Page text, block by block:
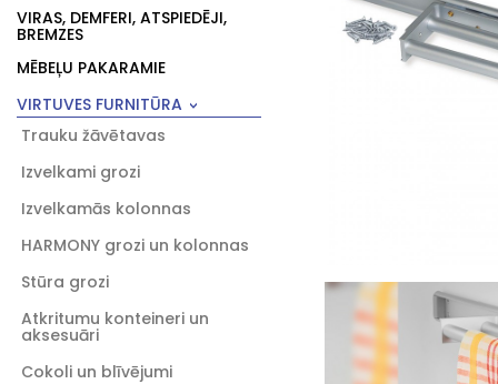
VIRAS, DEMFERI, ATSPIEDĒJI,
BREMZES
MĒBEĻU PAKARAMIE
VIRTUVES FURNITŪRA
Trauku žāvētavas
Izvelkami grozi
Izvelkamās kolonnas
HARMONY grozi un kolonnas
Stūra grozi
Atkritumu konteineri un
aksesuāri
Cokoli un blīvējumi